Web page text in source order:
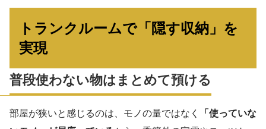
トランクルームで「隠す収納」を
実現
普段使わない物はまとめて預ける
部屋が狭いと感じるのは、モノの量ではなく
「使っていな